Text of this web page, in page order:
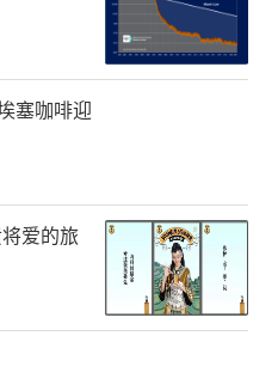
塞咖啡迎
爱的旅